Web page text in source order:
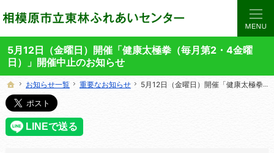
5月12日（金曜日）開催「健康太極拳（毎月第2・4金曜
日）」開催中止のお知らせ
ホーム
お知らせ一覧 重要なお知らせ 5月12日（金曜日）開催「健康太極拳（毎月第2・4金曜日）」開催中止のお知らせ
ホーム
お知らせ一覧 重要なお知らせ 5月12日（金曜日）開催「健康太極拳（毎月第2・4金曜日）」開催中止のお知らせ